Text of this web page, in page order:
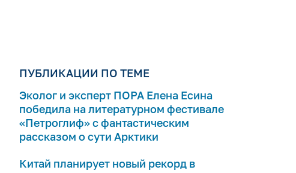
ПУБЛИКАЦИИ ПО ТЕМЕ
Эколог и эксперт ПОРА Елена Есина
победила на литературном фестивале
«Петроглиф» с фантастическим
рассказом о сути Арктики
Китай планирует новый рекорд в